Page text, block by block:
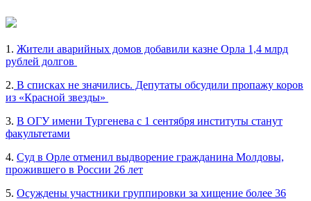
1. Жители аварийных домов добавили казне Орла 1,4 млрд
рублей долгов
2. В списках не значились. Депутаты обсудили пропажу коров
из «Красной звезды»
3. В ОГУ имени Тургенева с 1 сентября институты станут
факультетами
4. Суд в Орле отменил выдворение гражданина Молдовы,
прожившего в России 26 лет
5. Осуждены участники группировки за хищение более 36